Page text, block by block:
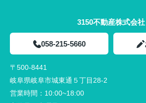
3150不動産株式会社
058-215-5660
〒500-8441
岐阜県岐阜市城東通５丁目28-2
営業時間： 10:00~18:00